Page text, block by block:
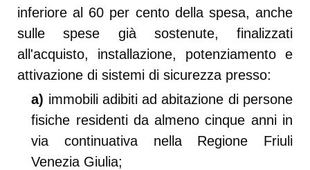
inferiore al 60 per cento della spesa, anche
sulle spese già sostenute, finalizzati
all'acquisto, installazione, potenziamento e
attivazione di sistemi di sicurezza presso:
a) immobili adibiti ad abitazione di persone
fisiche residenti da almeno cinque anni in
via continuativa nella Regione Friuli
Venezia Giulia;